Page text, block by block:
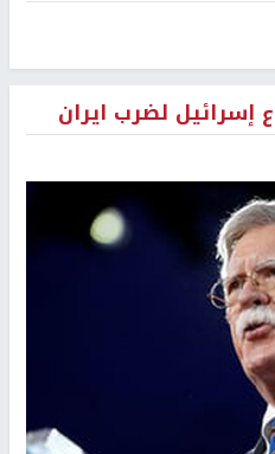
إسرائيل لضرب ايران